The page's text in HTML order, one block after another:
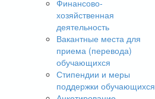
Финансово-
хозяйственная
деятельность
Вакантные места для
приема (перевода)
обучающихся
Стипендии и меры
поддержки обучающихся